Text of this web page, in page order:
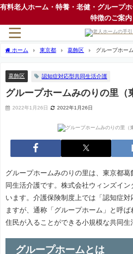
有料老人ホーム・特養・老健・グループ
特徴のご案内
ホーム 東京都 葛飾区 グループホー
葛飾区 認知症対応型共同生活介護
グループホームみのりの里（
2022年1月26日 2022年1月26日
グループホームみのりの里は、東京都
同生活介護です。株式会社ウィンズイ
います。介護保険制度上では「認知症
ますが、通称「グループホーム」と呼
住民が入ることができる小規模な共同生
グループホームとは